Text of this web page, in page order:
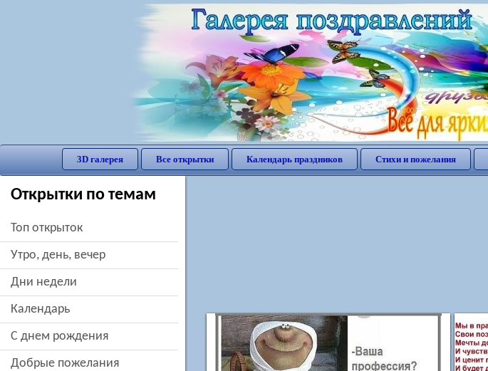
3D галерея Все открытки Календарь праздников Стихи и пожелания
Открытки по темам
Топ открыток
утро, день, вечер
дни недели
Календарь
c днем рождения
добрые пожелания